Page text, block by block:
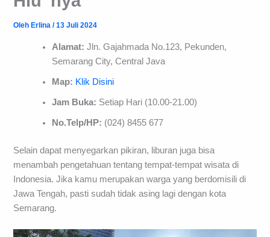
Oleh Erlina/13 Juli 2024
Alamat: Jln. Gajahmada No.123, Pekunden,
Semarang City, Central Java
Map: Klik Disini
Jam Buka: Setiap Hari (10.00-21.00)
No.Telp/HP: (024) 8455 677
Selain dapat menyegarkan pikiran, liburan juga bisa
menambah pengetahuan tentang tempat-tempat wisata di
Indonesia. Jika kamu merupakan warga yang berdomisili di
Jawa Tengah, pasti sudah tidak asing lagi dengan kota
Semarang.